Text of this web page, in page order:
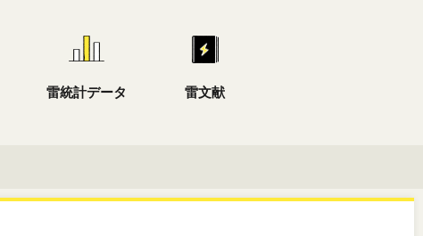
雷統計データ 雷文献